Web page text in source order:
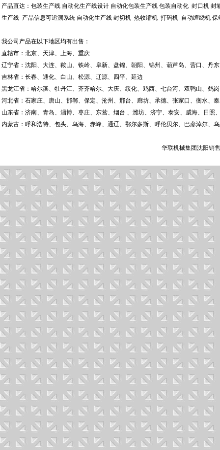
产品直达： 包装生产线 自动化生产线设计 自动化包装生产线 包装自动化 封口机 封
生产线 产品信息可追溯系统 自动化生产线 封切机 热收缩机 打码机 自动缠绕机 保
我公司产品在以下地区均有出售：
直辖市：北京、天津、上海、重庆
辽宁省：沈阳、大连、鞍山、铁岭、阜新、盘锦、朝阳、锦州、葫芦岛、营口、丹东
吉林省：长春、通化、白山、松源、辽源、四平、延边
黑龙江省：哈尔滨、牡丹江、齐齐哈尔、大庆、绥化、鸡西、七台河、双鸭山、鹤
河北省：石家庄、唐山、邯郸、保定、沧州、邢台、廊坊、承德、张家口、衡水、
山东省：济南、青岛、淄博、枣庄、东营、烟台 、潍坊、济宁、泰安、威海、日照
内蒙古：呼和浩特、包头、乌海、赤峰、通辽、鄂尔多斯、呼伦贝尔、巴彦淖尔、
华联机械集团沈阳销